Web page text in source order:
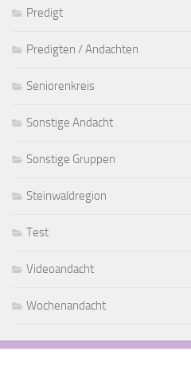
Predigt
Predigten / Andachten
Seniorenkreis
Sonstige Andacht
Sonstige Gruppen
Steinwaldregion
Test
Videoandacht
Wochenandacht